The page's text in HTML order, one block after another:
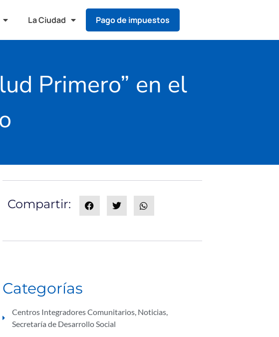
La Ciudad Pago de impuestos
Primero” en el
Compartir:
Categorías
Centros Integradores Comunitarios, Noticias,
Secretaría de Desarrollo Social